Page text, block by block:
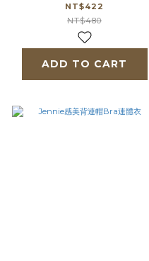
NT$422
NT$480
ADD TO CART